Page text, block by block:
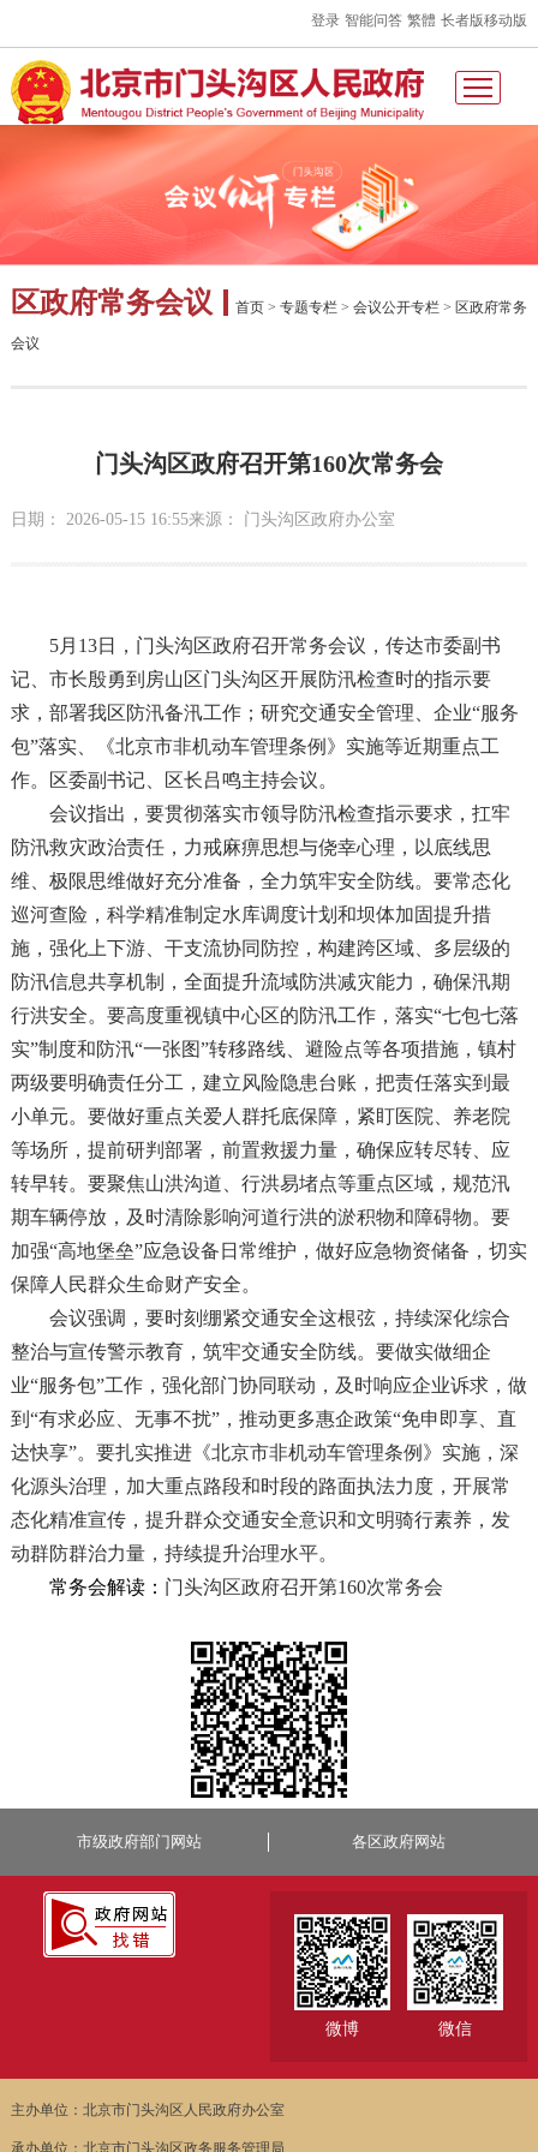
登录 智能问答 繁體 长者版移动版
区政府常务会议 首页> 专题专栏> 会议公开专栏> 区政府常务
会议
门头沟区政府召开第160次常务会
日期： 2026-05-15 16:55来源： 门头沟区政府办公室
5月13日，门头沟区政府召开常务会议，传达市委副书
记、市长殷勇到房山区门头沟区开展防汛检查时的指示要
求，部署我区防汛备汛工作；研究交通安全管理、企业“服务
包”落实、《北京市非机动车管理条例》实施等近期重点工
作。区委副书记、区长吕鸣主持会议。
会议指出，要贯彻落实市领导防汛检查指示要求，扛牢
防汛救灾政治责任，力戒麻痹思想与侥幸心理，以底线思
维、极限思维做好充分准备，全力筑牢安全防线。要常态化
巡河查险，科学精准制定水库调度计划和坝体加固提升措
施，强化上下游、干支流协同防控，构建跨区域、多层级的
防汛信息共享机制，全面提升流域防洪减灾能力，确保汛期
行洪安全。要高度重视镇中心区的防汛工作，落实“七包七落
实”制度和防汛“一张图”转移路线、避险点等各项措施，镇村
两级要明确责任分工，建立风险隐患台账，把责任落实到最
小单元。要做好重点关爱人群托底保障，紧盯医院、养老院
等场所，提前研判部署，前置救援力量，确保应转尽转、应
转早转。要聚焦山洪沟道、行洪易堵点等重点区域，规范汛
期车辆停放，及时清除影响河道行洪的淤积物和障碍物。要
加强“高地堡垒”应急设备日常维护，做好应急物资储备，切实
保障人民群众生命财产安全。
会议强调，要时刻绷紧交通安全这根弦，持续深化综合
整治与宣传警示教育，筑牢交通安全防线。要做实做细企
业“服务包”工作，强化部门协同联动，及时响应企业诉求，做
到“有求必应、无事不扰”，推动更多惠企政策“免申即享、直
达快享”。要扎实推进《北京市非机动车管理条例》实施，深
化源头治理，加大重点路段和时段的路面执法力度，开展常
态化精准宣传，提升群众交通安全意识和文明骑行素养，发
动群防群治力量，持续提升治理水平。
常务会解读： 门头沟区政府召开第160次常务会
市级政府部门网站 各区政府网站
微博 微信
主办单位：北京市门头沟区人民政府办公室
承办单位：北京市门头沟区政务服务管理局